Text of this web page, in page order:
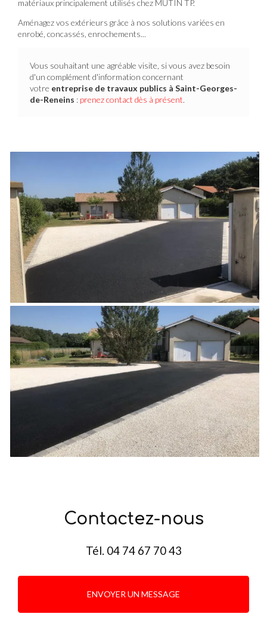
matériaux principalement utilisés chez MUTIN TP.
Aménagez vos extérieurs grâce à nos solutions variées en
enrobé, concassés, enrochements...
Vous souhaitant une agréable visite, si vous avez besoin
d'un complément d'information concernant
votre entreprise de travaux publics à Saint-Georges-
de-Reneins : prenez contact dès à présent.
Contactez-nous
Tél. 04 74 67 70 43
ENVOYER UN MESSAGE